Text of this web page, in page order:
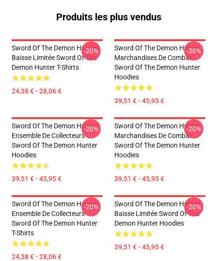
Produits les plus vendus
Sword Of The Demon Hunter
Baisse Limitée Sword Of The
Demon Hunter T-Shirts
24,38 € - 28,06 €
-20%
Sword Of The Demon Hunter
Marchandises De Combat
Sword Of The Demon Hunter
Hoodies
39,51 € - 45,95 €
-20%
Sword Of The Demon Hunter
Ensemble De Collecteurs
Sword Of The Demon Hunter
Hoodies
39,51 € - 45,95 €
-20%
Sword Of The Demon Hunter
Marchandises De Combat
Sword Of The Demon Hunter
Hoodies
39,51 € - 45,95 €
-20%
Sword Of The Demon Hunter
Ensemble De Collecteurs
Sword Of The Demon Hunter
T-Shirts
24,38 € - 28,06 €
-20%
Sword Of The Demon Hunter
Baisse Limitée Sword Of The
Demon Hunter Hoodies
39,51 € - 45,95 €
-20%